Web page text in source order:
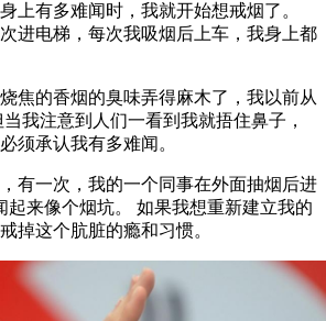
上有多难闻时，我就开始想戒烟了。
进电梯，每次我吸烟后上车，我身上都
焦的香烟的臭味弄得麻木了，我以前从
我注意到人们一看到我就捂住鼻子，
须承认我有多难闻。
有一次，我的一个同事在外面抽烟后进
起来像个烟坑。 如果我想重新建立我的
掉这个肮脏的瘾和习惯。